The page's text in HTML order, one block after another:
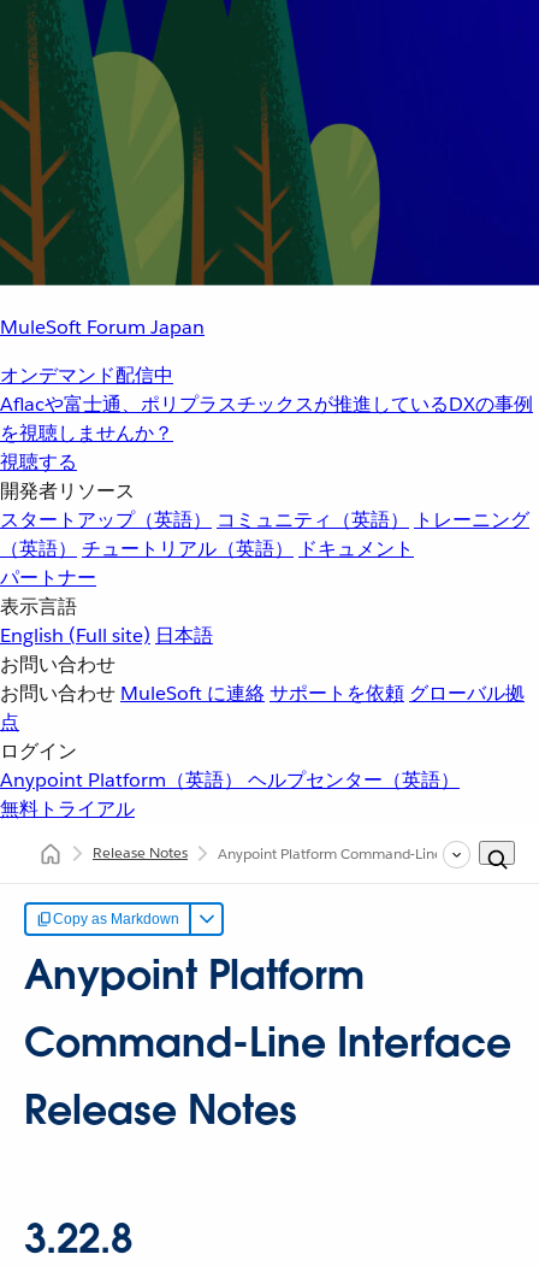
MuleSoft Forum Japan
オンデマンド配信中
Aflacや富士通、ポリプラスチックスが推進しているDXの事例
を視聴しませんか？
視聴する
開発者リソース
スタートアップ（英語）
コミュニティ（英語）
トレーニング
（英語）
チュートリアル（英語）
ドキュメント
パートナー
表示言語
English (Full site) 日本語
お問い合わせ
お問い合わせ MuleSoft に連絡サポートを依頼 グローバル拠
点
ログイン
Anypoint Platform（英語） ヘルプセンター（英語）
無料トライアル
Release Notes Anypoint Platform Command-Line Interface
Copy as Markdown
Anypoint Platform
Command-Line Interface
Release Notes
3.22.8